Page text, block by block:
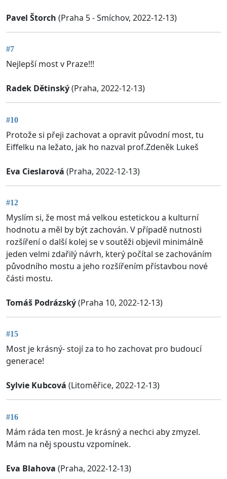
Pavel Štorch (Praha 5 - Smíchov, 2022-12-13)
#7
Nejlepší most v Praze!!!
Radek Dětinský(Praha, 2022-12-13)
#10
Protože si přeji zachovat a opravit původní most, tu
Eiffelku na ležato, jak ho nazval prof.Zdeněk Lukeš
Eva Cieslarová (Praha, 2022-12-13)
#12
Myslím si, že most má velkou estetickou a kulturní
hodnotu a měl by být zachován. V případě nutnosti
rozšíření o další kolej se v soutěži objevil minimálně
jeden velmi zdařilý návrh, který počítal se zachováním
původního mostu a jeho rozšířením přístavbou nové
části mostu.
Tomáš Podrázský(Praha 10, 2022-12-13)
#15
Most je krásný- stojí za to ho zachovat pro budoucí
generace!
Sylvie Kubcová (Litoměřice, 2022-12-13)
#16
Mám ráda ten most. Je krásný a nechci aby zmyzel.
Mám na něj spoustu vzpomínek.
Eva Blahova (Praha, 2022-12-13)